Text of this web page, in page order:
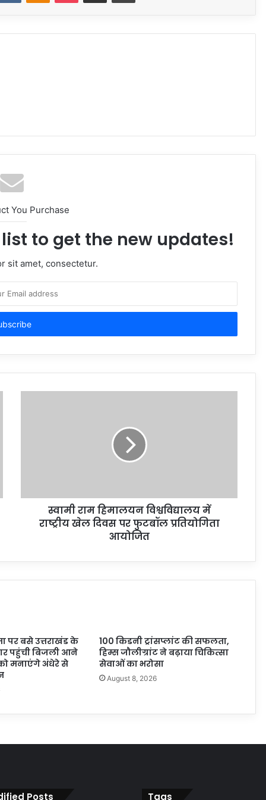
You Purchase
to get the new updates!
sit amet, consectetur.
स्वामी राम हिमालयन विश्वविद्यालय में
राष्ट्रीय खेल दिवस पर फुटबॉल प्रतियोगिता
आयोजित
पर बसे उत्तराखंड के
पहुंची बिजली आने
मनाएंगे अंधेरे से
100 किडनी ट्रांसप्लांट की सफलता,
हिम्स जौलीग्रांट ने बढ़ाया चिकित्सा
सेवाओं का भरोसा
August 8, 2026
Posts Tags